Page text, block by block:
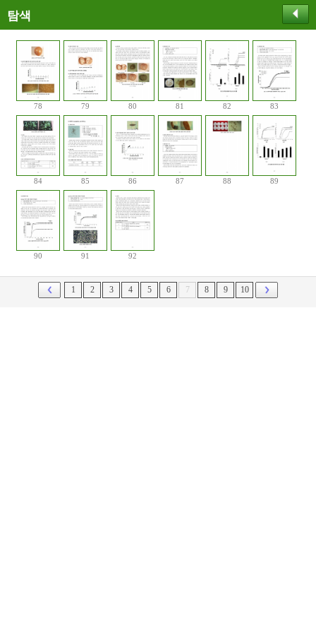
탐색
78 79 80 81 82 83
84 85 86 87 88 89
90 91 92
1 2 3 4 5 6 7 8 9 10